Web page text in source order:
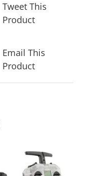
Tweet This
Product
Email This
Product